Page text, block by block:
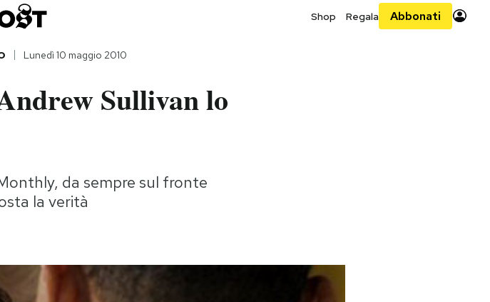
Shop Regala Abbonati
Lunedì 10 maggio 2010
Sullivan lo
da sempre sul fronte
la verità